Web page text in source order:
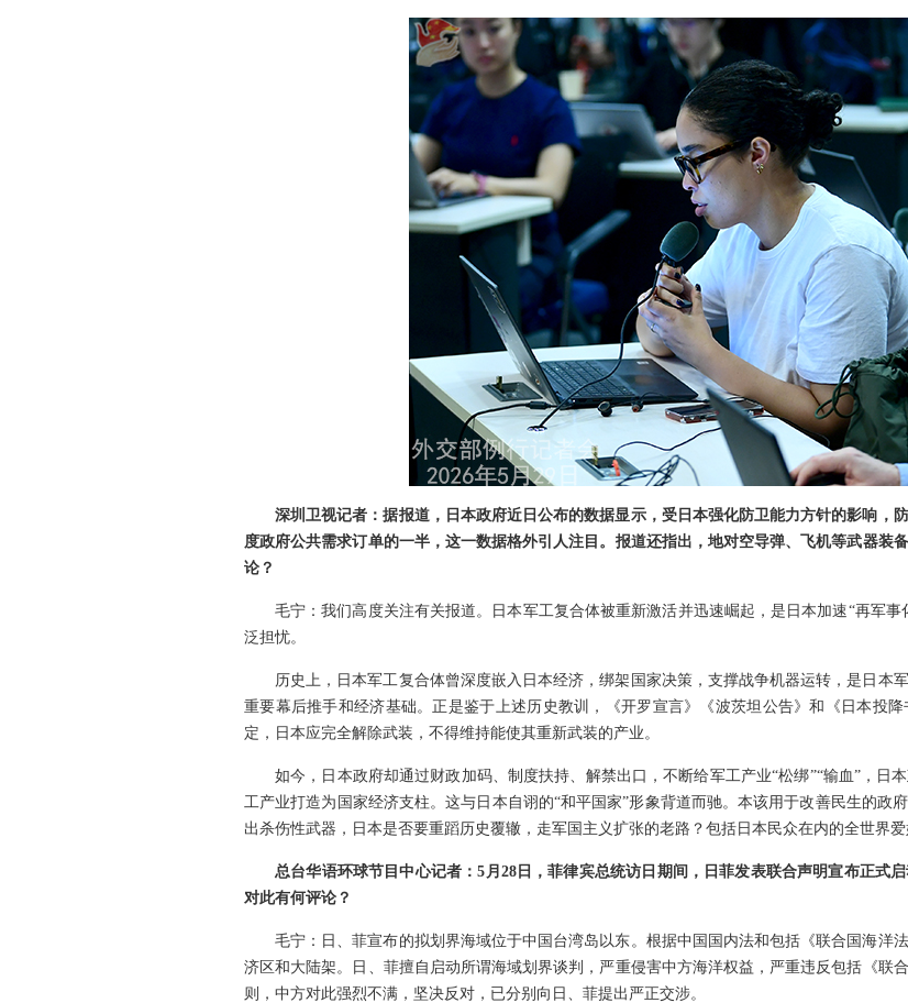
深圳卫视记者：据报道，日本政府近日公布的数据显示，受日本强化防卫能力方针的影响，
度政府公共需求订单的一半，这一数据格外引人注目。报道还指出，地对空导弹、飞机等武器装
论？
毛宁：我们高度关注有关报道。日本军工复合体被重新激活并迅速崛起，是日本加速“再军
泛担忧。
历史上，日本军工复合体曾深度嵌入日本经济，绑架国家决策，支撑战争机器运转，是日本
重要幕后推手和经济基础。正是鉴于上述历史教训，《开罗宣言》《波茨坦公告》和《日本投
定，日本应完全解除武装，不得维持能使其重新武装的产业。
如今，日本政府却通过财政加码、制度扶持、解禁出口，不断给军工产业“松绑”“输血”，日
工产业打造为国家经济支柱。这与日本自诩的“和平国家”形象背道而驰。本该用于改善民生的政
出杀伤性武器，日本是否要重蹈历史覆辙，走军国主义扩张的老路？包括日本民众在内的全世界爱
总台华语环球节目中心记者：5月28日，菲律宾总统访日期间，日菲发表联合声明宣布正式
对此有何评论？
毛宁：日、菲宣布的拟划界海域位于中国台湾岛以东。根据中国国内法和包括《联合国海洋
济区和大陆架。日、菲擅自启动所谓海域划界谈判，严重侵害中方海洋权益，严重违反包括《联
则，中方对此强烈不满，坚决反对，已分别向日、菲提出严正交涉。